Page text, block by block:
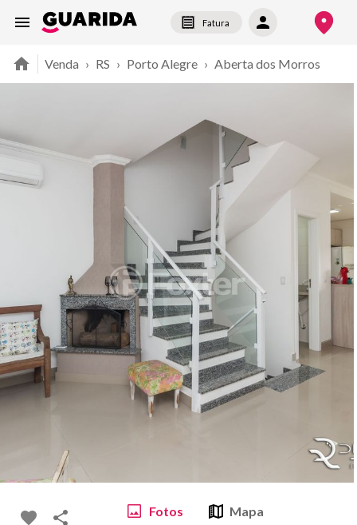
Fatura
Venda › RS › Porto Alegre › Aberta dos Morros
Fotos Mapa